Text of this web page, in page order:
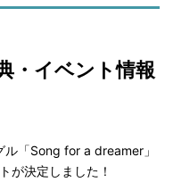
・イベント情報
「Song for a dreamer」
が決定しました！